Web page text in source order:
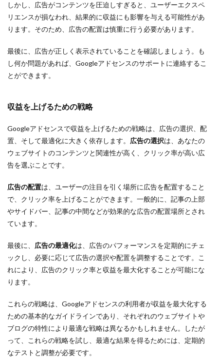
しかし、広告がコンテンツを圧迫しすぎると、ユーザーエクスペ
リエンスが損なわれ、結果的に収益にも影響を与える可能性があ
ります。そのため、広告の配置は慎重に行う必要があります。
最後に、広告が正しく表示されていることを確認しましょう。も
し何か問題があれば、Googleアドセンスのサポートに連絡するこ
とができます。
収益を上げるための戦略
Googleアドセンスで収益を上げるための戦略は、広告の選択、配
置、そして最適化に大きく依存します。 広告の選択は、あなたの
ウェブサイトのコンテンツと関連性が高く、クリック率が高い広
告を選ぶことです。
広告の配置は、ユーザーの注目を引く場所に広告を配置すること
で、クリック率を上げることができます。一般的に、記事の上部
やサイドバー、記事の中間などが効果的な広告の配置場所とされ
ています。
最後に、 広告の最適化は、広告のパフォーマンスを定期的にチェ
ックし、必要に応じて広告の選択や配置を調整することです。こ
れにより、広告のクリック率と収益を最大化することが可能にな
ります。
これらの戦略は、Googleアドセンスの利用者が収益を最大化する
ための基本的なガイドラインであり、それぞれのウェブサイトや
ブログの特性により最適な戦略は異なるかもしれません。したが
って、これらの戦略を試し、最適な結果を得るためには、定期的
なテストと調整が必要です。